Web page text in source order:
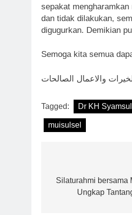
sepakat
dan tidak dilakukan,
digugurkan. Demikian
Semoga kita semua
والاعمال الصالحات
Tagged: Dr KH
muisulsel
pos
Silaturahmi bersama
Ungkap